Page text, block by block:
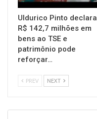
Uldurico Pinto declara
R$ 142,7 milhões em
bens ao TSE e
patrimônio pode
reforçar…
PREV NEXT